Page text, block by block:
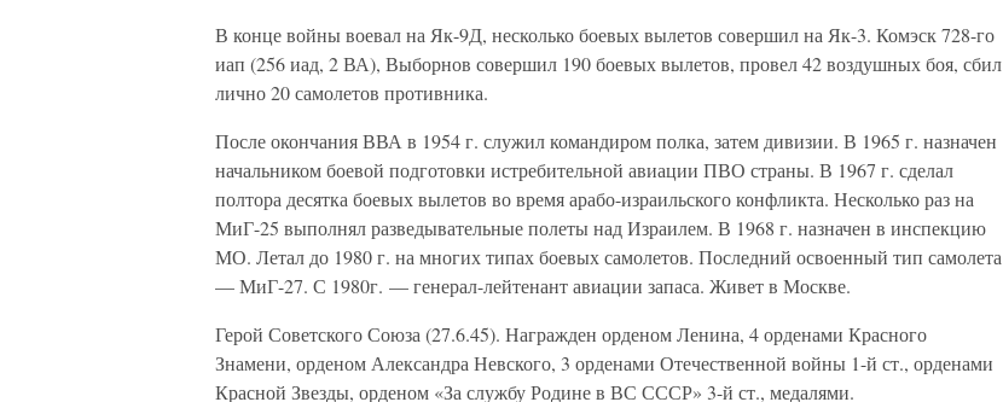
В конце войны воевал на Як-9Д, несколько боевых вылетов совершил на Як-3. Комэск 728-го
иап (256 иад, 2 ВА), Выборнов совершил 190 боевых вылетов, провел 42 воздушных боя, сбил
лично 20 самолетов противника.
После окончания ВВА в 1954 г. служил командиром полка, затем дивизии. В 1965 г. назначен
начальником боевой подготовки истребительной авиации ПВО страны. В 1967 г. сделал
полтора десятка боевых вылетов во время арабо-израильского конфликта. Несколько раз на
МиГ-25 выполнял разведывательные полеты над Израилем. В 1968 г. назначен в инспекцию
МО. Летал до 1980 г. на многих типах боевых самолетов. Последний освоенный тип самолета
— МиГ-27. С 1980г. — генерал-лейтенант авиации запаса. Живет в Москве.
Герой Советского Союза (27.6.45). Награжден орденом Ленина, 4 орденами Красного
Знамени, орденом Александра Невского, 3 орденами Отечественной войны 1-й ст., орденами
Красной Звезды, орденом «За службу Родине в ВС СССР» 3-й ст., медалями.